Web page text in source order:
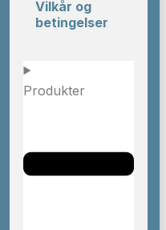
Vilkår og
betingelser
Produkter